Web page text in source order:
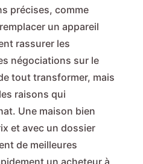
précises, comme
un appareil
rassurer les
négociations sur le
tout transformer, mais
raisons qui
Une maison bien
et avec un dossier
de meilleures